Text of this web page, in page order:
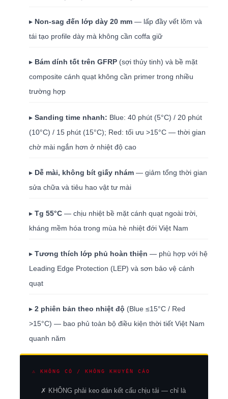
▸ Non-sag đến lớp dày 20 mm — lấp đầy vết lõm và
tái tạo profile dày mà không cần coffa giữ
▸ Bám dính tốt trên GFRP (sợi thủy tinh) và bề mặt
composite cánh quạt không cần primer trong nhiều
trường hợp
▸Sanding time nhanh: Blue: 40 phút (5°C) / 20 phút
(10°C) / 15 phút (15°C); Red: tối ưu >15°C — thời gian
chờ mài ngắn hơn ở nhiệt độ cao
▸ Dễ mài, không bít giấy nhám — giảm tổng thời gian
sửa chữa và tiêu hao vật tư mài
▸Tg 55°C — chịu nhiệt bề mặt cánh quạt ngoài trời,
kháng mềm hóa trong mùa hè nhiệt đới Việt Nam
▸Tương thích lớp phủ hoàn thiện — phù hợp với hệ
Leading Edge Protection (LEP) và sơn bảo vệ cánh
quạt
▸2 phiên bản theo nhiệt độ (Blue ≤15°C / Red
>15°C) — bao phủ toàn bộ điều kiện thời tiết Việt Nam
quanh năm
⚠ KHÔNG CÓ / KHÔNG KHUYẾN CÁO
✗ KHÔNG phải keo dán kết cấu chịu tải — chỉ là